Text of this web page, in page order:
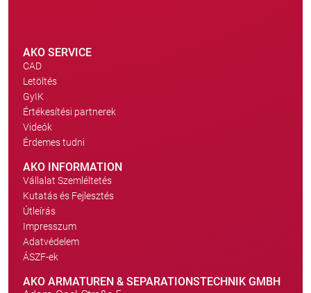
AKO SERVICE
CAD
Letöltés
GyIK
Értékesítési partnerek
Videók
Érdemes tudni
AKO INFORMATION
Vállalat Szemléltetés
Kutatás és Fejlesztés
Útleírás
Impresszum
Adatvédelem
ÁSZF-ek
AKO ARMATUREN & SEPARATIONSTECHNIK GMBH